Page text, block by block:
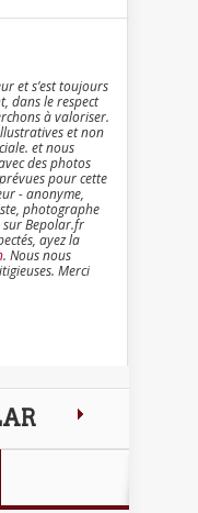
et s’est toujours
dans le respect
à valoriser.
et non
et nous
des photos
pour cette
- anonyme,
photographe
sur Bepolar.fr
ayez la
. Nous nous
Merci